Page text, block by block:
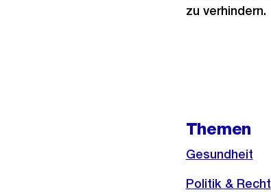
zu verhindern.
Themen
Gesundheit
Politik & Recht